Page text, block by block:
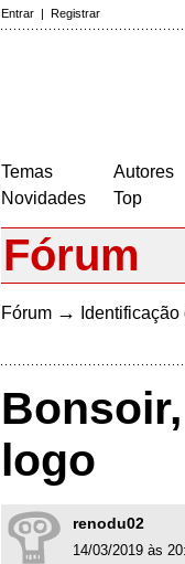
Entrar | Registrar
Temas
Novidades
Autores
Top
Fórum
Fórum →
logo
renodu02
14/03/2019 às